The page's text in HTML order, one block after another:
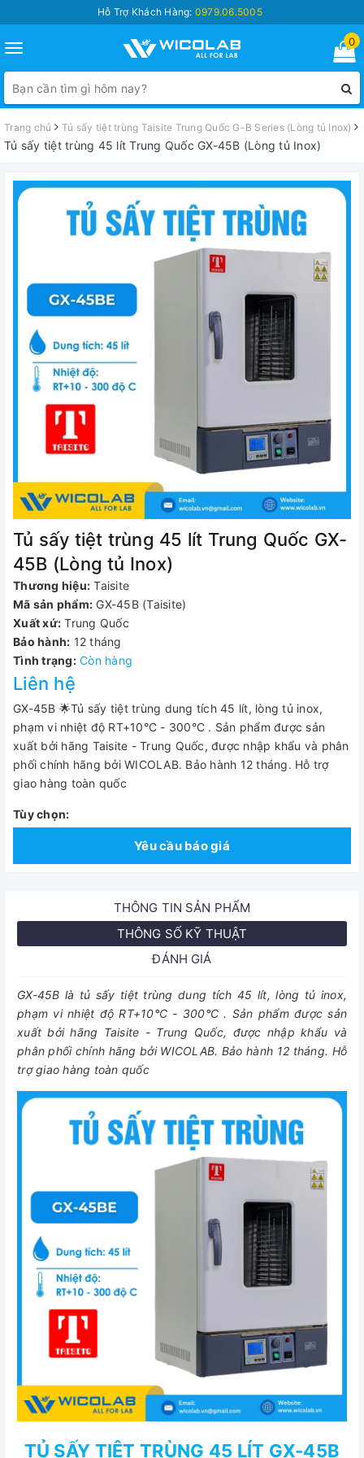
Hỗ Trợ Khách Hàng: 0979.06.5005
Toggle
navigation
0
Trang chủ Tủ sấy tiệt trùng Taisite Trung Quốc G-B Series (Lòng tủ Inox)
Tủ sấy tiệt trùng 45 lít Trung Quốc GX-45B (Lòng tủ Inox)
Tủ sấy tiệt trùng 45 lít Trung Quốc GX-
45B (Lòng tủ Inox)
Thương hiệu: Taisite
Mã sản phẩm: GX-45B (Taisite)
Xuất xứ: Trung Quốc
Bảo hành: 12 tháng
Tình trạng: Còn hàng
Liên hệ
GX-45B 🌟Tủ sấy tiệt trùng dung tích 45 lít, lòng tủ inox,
phạm vi nhiệt độ RT+10°C - 300°C . Sản phẩm được sản
xuất bởi hãng Taisite - Trung Quốc, được nhập khẩu và phân
phối chính hãng bởi WICOLAB. Bảo hành 12 tháng. Hỗ trợ
giao hàng toàn quốc
Tùy chọn:
Yêu cầu báo giá
THÔNG TIN SẢN PHẨM
THÔNG SỐ KỸ THUẬT
ĐÁNH GIÁ
GX-45B là tủ sấy tiệt trùng dung tích 45 lít, lòng tủ inox,
phạm vi nhiệt độ RT+10°C - 300°C . Sản phẩm được sản
xuất bởi hãng Taisite - Trung Quốc, được nhập khẩu và
phân phối chính hãng bởi WICOLAB. Bảo hành 12 tháng. Hỗ
trợ giao hàng toàn quốc
TỦ SẤY TIỆT TRÙNG 45 LÍT GX-45B